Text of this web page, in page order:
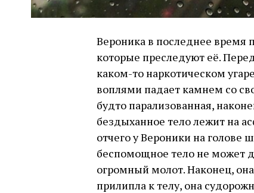
Вероника в последнее время
которые преследуют её.
каком-то наркотическом
воплями падает камнем со
будто парализованная,
бездыханное тело лежит на
отчего у Вероники на голове
беспомощное тело не может
огромный молот. Наконец,
прилипла к телу, она